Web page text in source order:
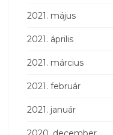
2021. május
2021. április
2021. március
2021. február
2021. január